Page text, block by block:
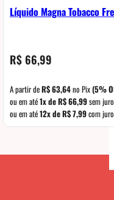
Líquido Magna Tobacco
R$ 66,99
A partir deR$63,64no Pix(5%
ou em até1x deR$66,99sem
ou em até12x deR$7,99com